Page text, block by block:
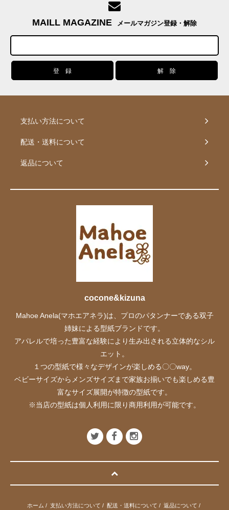
MAILL MAGAZINE メールマガジン登録・解除
支払い方法について
配送・送料について
返品について
cocone&kizuna
Mahoe Anela(マホエアネラ)は、プロのパタンナーである双子
姉妹による型紙ブランドです。
アパレルで培った豊富な経験により生み出される立体的なシル
エット。
１つの型紙で様々なデザインが楽しめる〇〇way。
ベビーサイズからメンズサイズまで家族お揃いでも楽しめる豊
富なサイズ展開が特徴の型紙です。
※当店の型紙は個人利用に限り商用利用が可能です。
ホーム / 支払い方法について / 配送・送料について / 返品について /